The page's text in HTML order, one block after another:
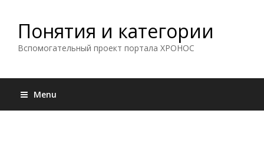
Понятия и категории
Вспомогательный проект портала ХРОНОС
Menu